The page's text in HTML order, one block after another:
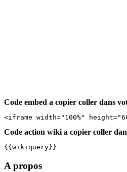
Code embed a copier coller dans
<iframe width="100%"
Code action wiki a copier coller
{{wikiquery}}
A propos